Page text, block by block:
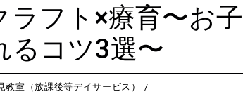
ラフト×療育〜お
るコツ3選〜
教室（放課後等デイサービス）